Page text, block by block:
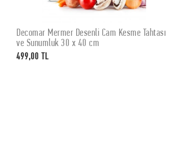
SEPETE EKLE
Decomar Mermer Desenli Cam Kesme Tahtası
ve Sunumluk 30 x 40 cm
499,00 TL